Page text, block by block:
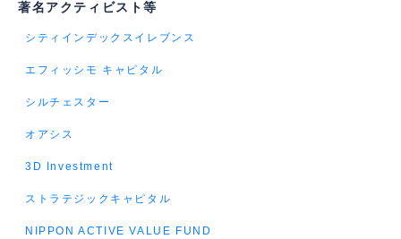
著名アクティビスト等
シティインデックスイレブンス
エフィッシモ キャピタル
シルチェスター
オアシス
3D Investment
ストラテジックキャピタル
NIPPON ACTIVE VALUE FUND